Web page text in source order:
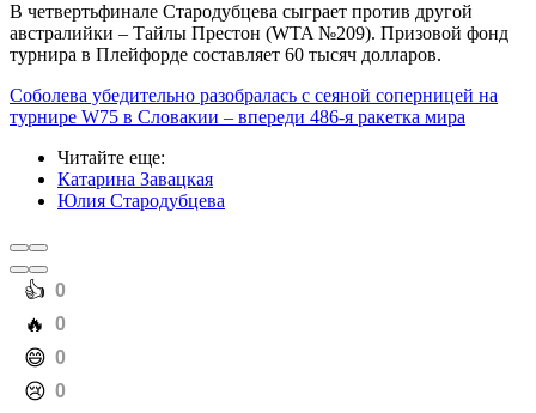
В четвертьфинале Стародубцева сыграет против другой
австралийки – Тайлы Престон (WTA №209). Призовой фонд
турнира в Плейфорде составляет 60 тысяч долларов.
Соболева убедительно разобралась с сеяной соперницей на
турнире W75 в Словакии – впереди 486-я ракетка мира
Читайте еще:
Катарина Завацкая
Юлия Стародубцева
️👍 0
️🔥 0
️😄 0
️😢 0